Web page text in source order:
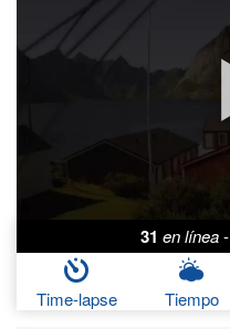
31 en línea-
Time-lapse Tiempo